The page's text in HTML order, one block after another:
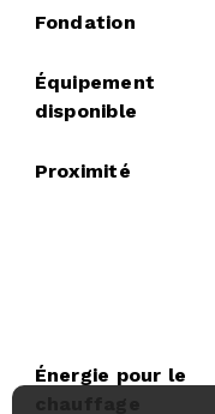
Fondation
Équipement
disponible
Proximité
Énergie pour le